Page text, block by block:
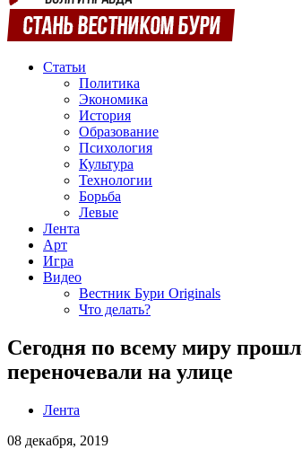
Статьи
Политика
Экономика
История
Образование
Психология
Культура
Технологии
Борьба
Левые
Лента
Арт
Игра
Видео
Вестник Бури Originals
Что делать?
Сегодня по всему миру
переночевали на улице
Лента
08 декабря, 2019